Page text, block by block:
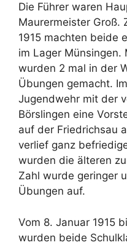
Die Führer waren
Maurermeister Groß.
1915 machten beide
im Lager Münsingen.
wurden 2 mal in der
Übungen gemacht.
Jugendwehr mit der
Börslingen eine
auf der Friedrichsau
verlief ganz
wurden die älteren
Zahl wurde geringer
Übungen auf.
Vom 8. Januar 1915
wurden beide